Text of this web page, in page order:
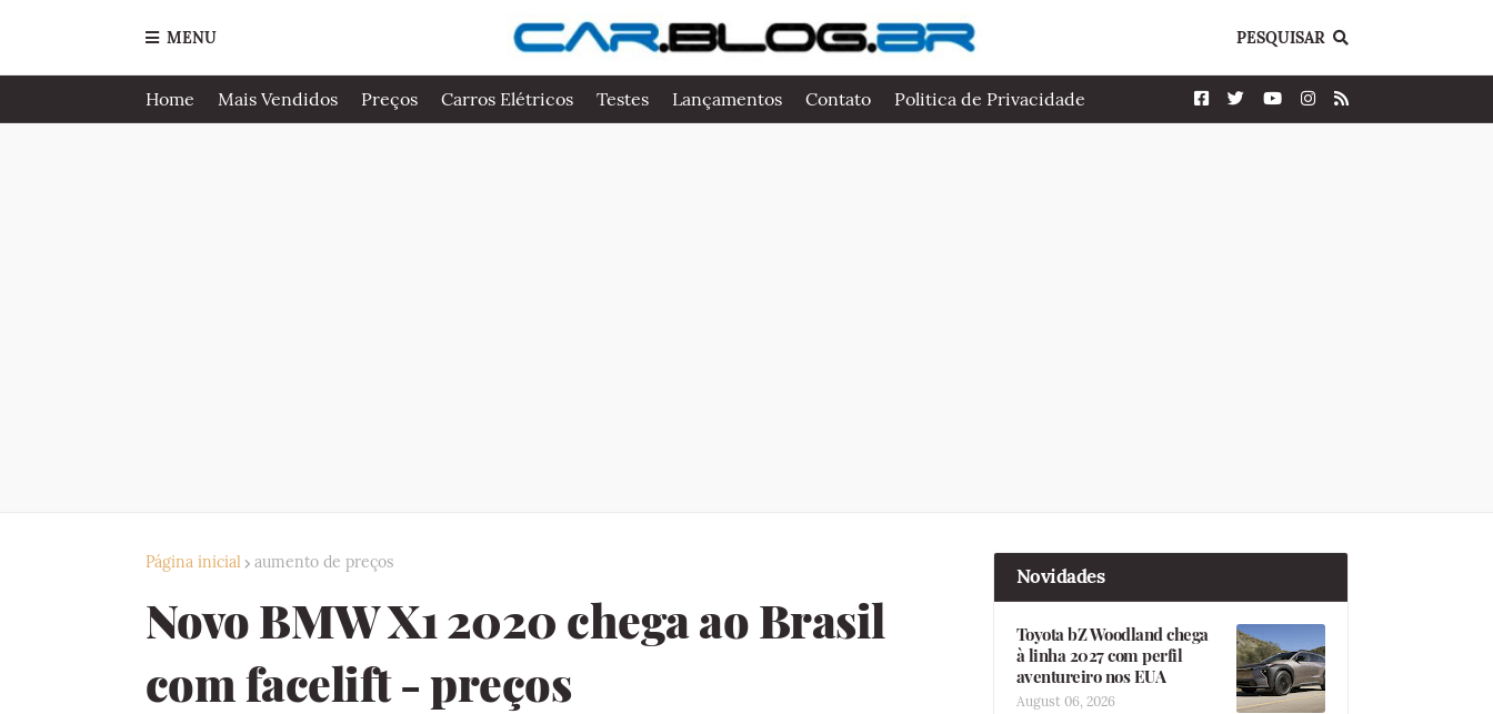
MENU PESQUISAR
Home Mais Vendidos Preços Carros Elétricos Testes Lançamentos Contato Politica de Privacidade
Página inicial aumento de preços
Novo BMW X1 2020 chega ao Brasil
com facelift - preços
Novidades
Toyota bZ Woodland chega
à linha 2027 com perfil
aventureiro nos EUA
August 06, 2026